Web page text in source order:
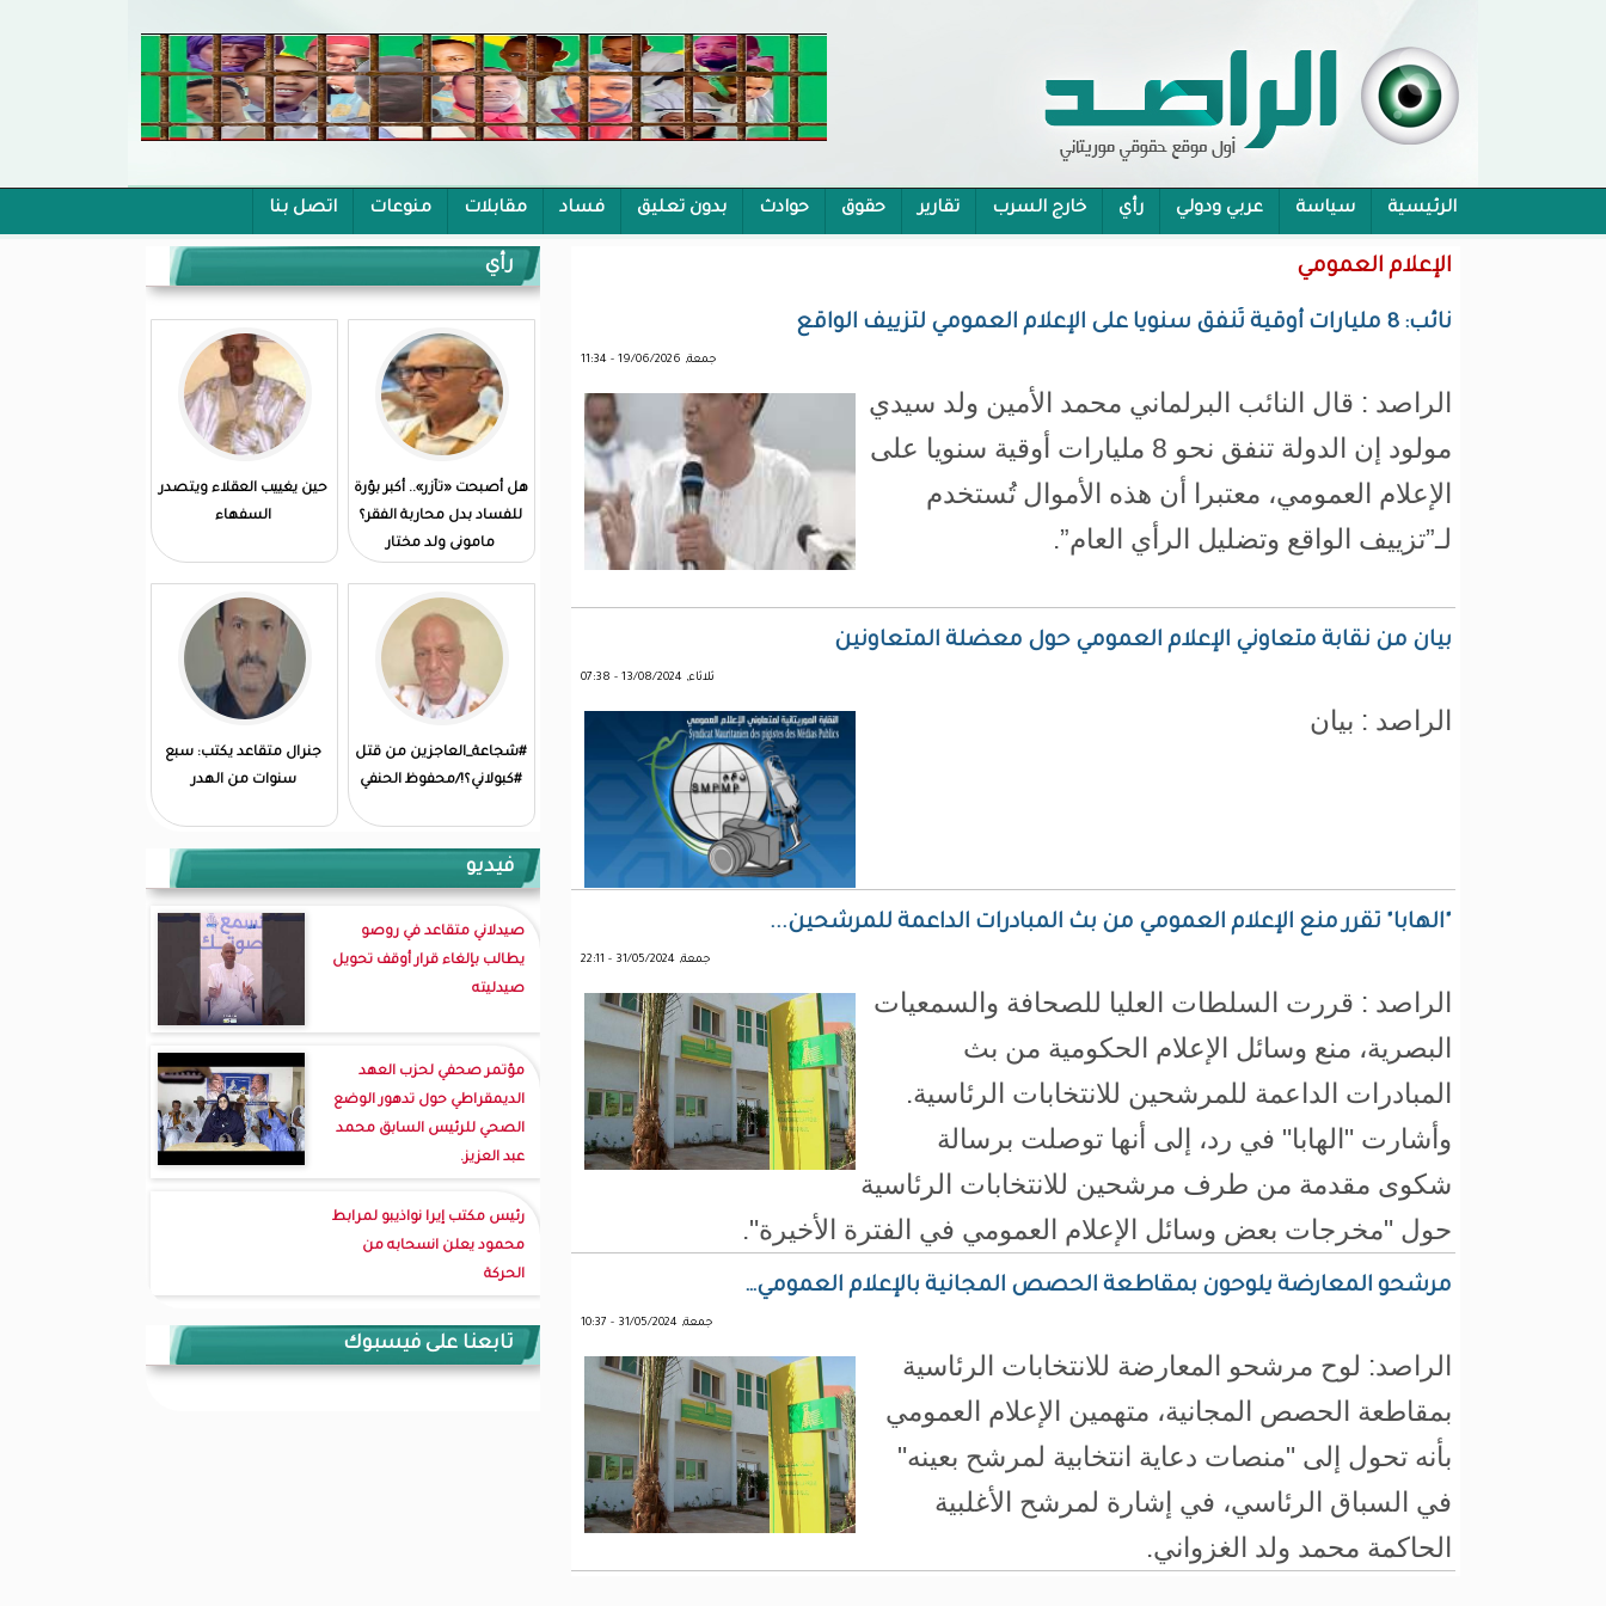
الرئيسية سياسة عربي ودولي رأي خارج السرب تقارير حقوق حوادث بدون تعليق فساد مقابلات منوعات اتصل بنا
محام:قانون حماية الرموز تفوح منه رائحة الاحكام الشمولية
الإعلام العمومي
نائب: 8 مليارات أوقية تُنفق سنويا على الإعلام العمومي لتزييف الواقع
جمعة, 19/06/2026 - 11:34
الراصد : قال النائب البرلماني محمد الأمين ولد سيدي
مولود إن الدولة تنفق نحو 8 مليارات أوقية سنويا على
الإعلام العمومي، معتبرا أن هذه الأموال تُستخدم
لـ”تزييف الواقع وتضليل الرأي العام”.
بيان من نقابة متعاوني الإعلام العمومي حول معضلة المتعاونين
ثلاثاء, 13/08/2024 - 07:38
الراصد : بيان
"الهابا" تقرر منع الإعلام العمومي من بث المبادرات الداعمة للمرشحين...
جمعة, 31/05/2024 - 22:11
الراصد : قررت السلطات العليا للصحافة والسمعيات
البصرية، منع وسائل الإعلام الحكومية من بث
المبادرات الداعمة للمرشحين للانتخابات الرئاسية.
وأشارت "الهابا" في رد، إلى أنها توصلت برسالة
شكوى مقدمة من طرف مرشحين للانتخابات الرئاسية
حول "مخرجات بعض وسائل الإعلام العمومي في الفترة الأخيرة".
مرشحو المعارضة يلوحون بمقاطعة الحصص المجانية بالإعلام العمومي…
جمعة, 31/05/2024 - 10:37
الراصد: لوح مرشحو المعارضة للانتخابات الرئاسية
بمقاطعة الحصص المجانية، متهمين الإعلام العمومي
بأنه تحول إلى "منصات دعاية انتخابية لمرشح بعينه"
في السباق الرئاسي، في إشارة لمرشح الأغلبية
الحاكمة محمد ولد الغزواني.
رأي
هل أصبحت «تآزر».. أكبر بؤرة
للفساد بدل محاربة الفقر؟
مامونى ولد مختار
حين يغييب العقلاء ويتصدر
السفهاء
#شجاعة_العاجزين من قتل
#كبولاني؟!/محفوظ الحنفي
جنرال متقاعد يكتب: سبع
سنوات من الهدر
فيديو
صيدلاني متقاعد في روصو
يطالب بإلغاء قرار أوقف تحويل
صيدليته
مؤتمر صحفي لحزب العهد
الديمقراطي حول تدهور الوضع
الصحي للرئيس السابق محمد
عبد العزيز.
رئيس مكتب إيرا نواذيبو لمرابط
محمود يعلن انسحابه من
الحركة
تابعنا على فيسبوك